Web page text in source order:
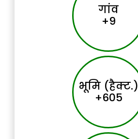
गांव
+9
भूमि (हैक्ट.)
+694